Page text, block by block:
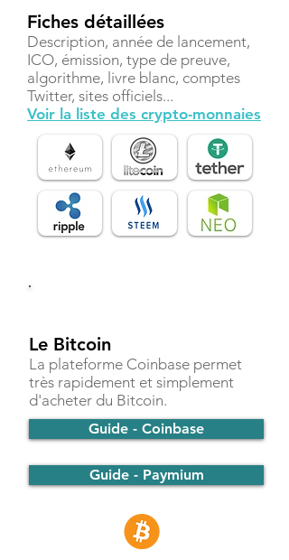
Fiches détaillées
Description, année de lancement,
ICO, émission, type de preuve,
algorithme, livre blanc, comptes
Twitter, sites officiels...
Voir la liste des crypto-monnaies
Le Bitcoin
La plateforme Coinbase permet
très rapidement et simplement
d'acheter du Bitcoin.
Guide - Coinbase
Guide - Paymium